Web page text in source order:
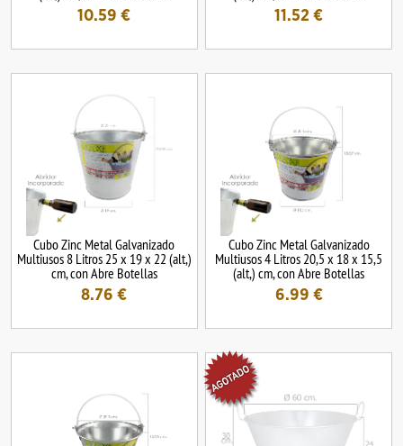
10.59 € 11.52 €
Cubo Zinc Metal Galvanizado
Multiusos 8 Litros 25 x 19 x 22 (alt,)
cm, con Abre Botellas
8.76 €
Cubo Zinc Metal Galvanizado
Multiusos 4 Litros 20,5 x 18 x 15,5
(alt,) cm, con Abre Botellas
6.99 €